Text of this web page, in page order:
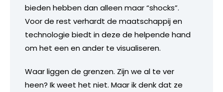
bieden hebben dan alleen maar “shocks”.
Voor de rest verhardt de maatschappij en
technologie biedt in deze de helpende hand
om het een en ander te visualiseren.
Waar liggen de grenzen. Zijn we al te ver
heen? Ik weet het niet. Maar ik denk dat ze